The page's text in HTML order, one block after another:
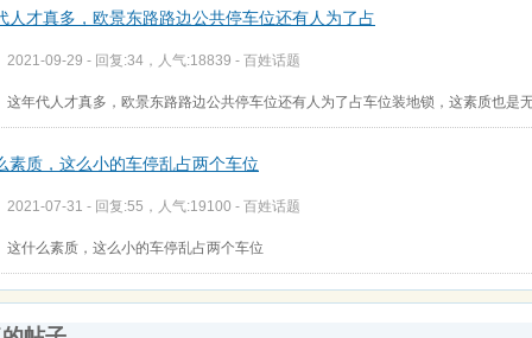
人才真多，欧景东路路边公共停车位还有人为了占
2021-09-29 - 回复:34，人气:18839 - 百姓话题
这年代人才真多，欧景东路路边公共停车位还有人为了占车位装地锁，这素质也是
素质，这么小的车停乱占两个车位
2021-07-31 - 回复:55，人气:19100 - 百姓话题
这什么素质，这么小的车停乱占两个车位